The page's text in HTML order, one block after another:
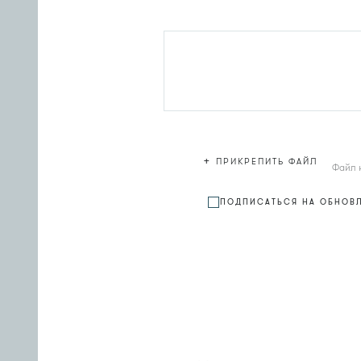
+ ПРИКРЕПИТЬ ФАЙЛ Файл
ПОДПИСАТЬСЯ НА